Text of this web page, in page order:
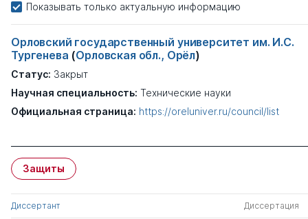
Показывать только актуальную информацию
Орловский государственный университет им. И.С.
Тургенева (Орловская обл., Орёл)
Статус: Закрыт
Научная специальность: Технические науки
Официальная страница: https://oreluniver.ru/council/list
Защиты
Диссертант Диссертация